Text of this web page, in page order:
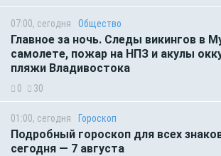
07:00, сегодня Общество
Главное за ночь. Следы викингов в
самолете, пожар на НПЗ и акулы
пляжи Владивостока
0 30
01:00, сегодня Гороскоп
Подробный гороскоп для всех
сегодня — 7 августа